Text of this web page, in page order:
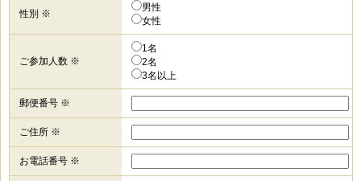
性別 ※
男性
女性
ご参加人数 ※
1名
2名
3名以上
郵便番号 ※
ご住所 ※
お電話番号 ※